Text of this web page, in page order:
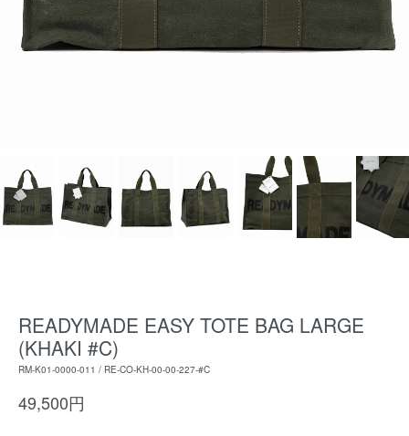
READYMADE EASY TOTE BAG LARGE
(KHAKI #C)
RM-K01-0000-011 / RE-CO-KH-00-00-227-#C
49,500円